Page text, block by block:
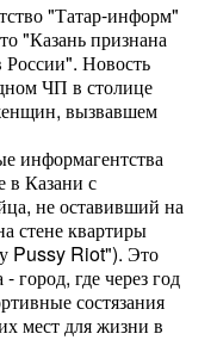
"Татар-информ"
"Казань признана
Новость
ЧП в столице
вызвавшем
информагентства
в Казани с
не оставивший на
стене квартиры
Pussy Riot"). Это
город, где через год
состязания
мест для жизни в